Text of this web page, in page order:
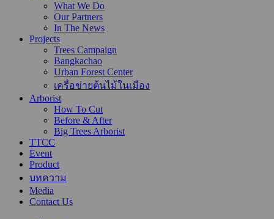
What We Do
Our Partners
In The News
Projects
Trees Campaign
Bangkachao
Urban Forest Center
เครื่อข่ายต้นไม้ในเมือง
Arborist
How To Cut
Before & After
Big Trees Arborist
TTCC
Event
Product
บทความ
Media
Contact Us